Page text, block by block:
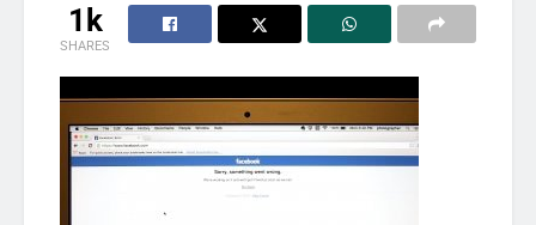
1k
SHARES